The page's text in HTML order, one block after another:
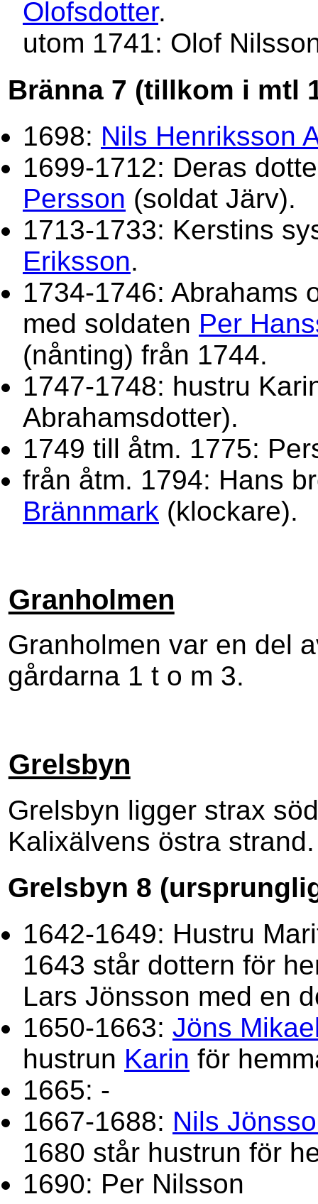
Olofsdotter.
utom 1741: Olof
Bränna 7 (tillkom i mtl
1698: Nils Henriksson
1699-1712: Deras
Persson (soldat Järv).
1713-1733: Kerstins
Eriksson.
1734-1746: Abrahams
med soldaten Per
(nånting) från 1744.
1747-1748: hustru
Abrahamsdotter).
1749 till åtm. 1775:
från åtm. 1794: Hans
Brännmark (klockare).
Granholmen
Granholmen var en del
gårdarna 1 t o m 3.
Grelsbyn
Grelsbyn ligger strax
Kalixälvens östra strand.
Grelsbyn 8
1642-1649: Hustru
1643 står dottern för
Lars Jönsson med en
1650-1663: Jöns
hustrun Karin för
1665: -
1667-1688: Nils
1680 står hustrun för
1690: Per Nilsson